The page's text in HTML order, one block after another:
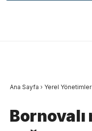
Ana Sayfa › Yerel Yönetimler